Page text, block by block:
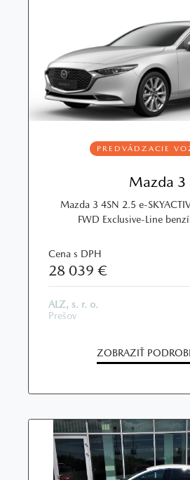
PREDVÁDZACIE
Mazda 3
Mazda 3 4SN 2.5 e-
FWD Exclusive-Line
Cena s DPH
28 039 €
ALZ, s. r. o.
Prešov
ZOBRAZIŤ